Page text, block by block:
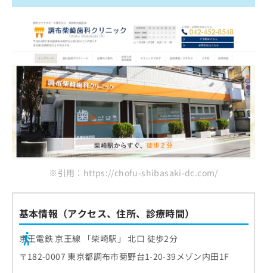
※引用：https://chofu-shibasaki-dc.com/
基本情報（アクセス、住所、診療時間）
京王電鉄 京王線 「柴崎駅」 北口 徒歩2分
〒182-0007 東京都調布市菊野台1-20-39メゾン内田1F